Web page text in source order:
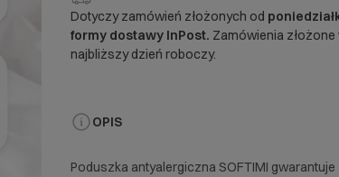
Dotyczy zamówień złożonych od
formy dostawy InPost. Zamówienia
najbliższy dzień roboczy.
OPIS
Poduszka antyalergiczna SOFTIMI